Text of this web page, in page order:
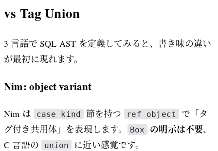
vs Tag Union
3 言語で SQL AST を定義してみると、書き味の違い
が最初に現れます。
Nim: object variant
Nim は case kind 節を持つ ref object
で「タ
グ付き共用体」を表現します。
Box の明示は不要、
C 言語の
union に近い感覚です。